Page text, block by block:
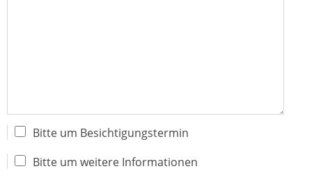
Bitte um Besichtigungstermin
Bitte um weitere Informationen